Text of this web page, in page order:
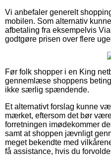
Vi anbefaler generelt
mobilen. Som alternativ
afbetaling fra eksempelvis
godtgøre prisen over flere
Før folk shopper i en King
gennemlæse shoppens
ikke særlig spændende.
Et alternativt forslag kunne
mærket, eftersom det bør
forretningen imødekommer
samt at shoppen jævnligt
meget bekendte med
få assistance, hvis du